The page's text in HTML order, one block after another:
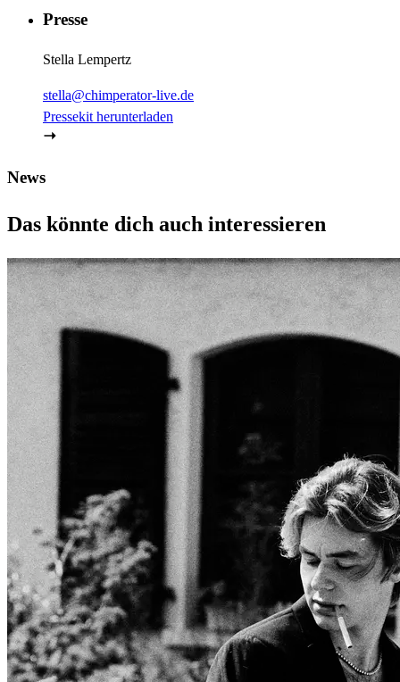
Presse
Stella Lempertz
stella@chimperator-live.de
Pressekit herunterladen
News
Das könnte dich auch interessieren